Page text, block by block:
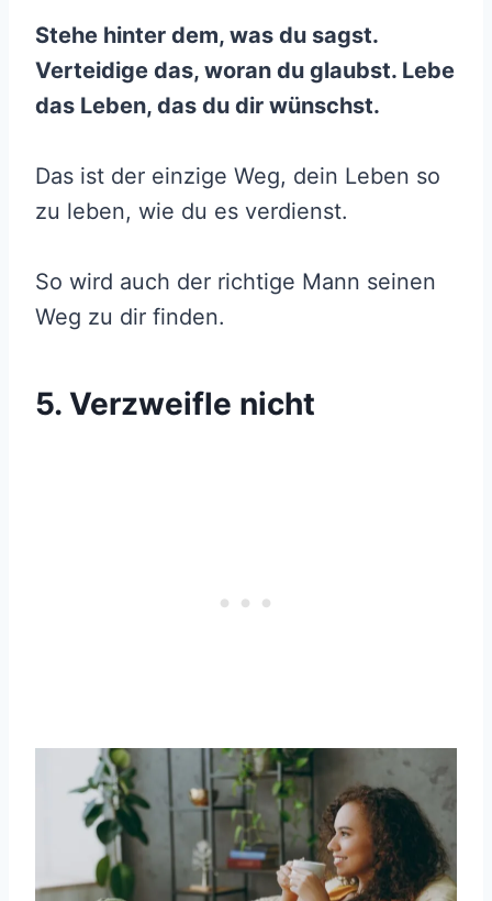
Stehe hinter dem, was du sagst.
Verteidige das, woran du glaubst. Lebe
das Leben, das du dir wünschst.
Das ist der einzige Weg, dein Leben so
zu leben, wie du es verdienst.
So wird auch der richtige Mann seinen
Weg zu dir finden.
5. Verzweifle nicht